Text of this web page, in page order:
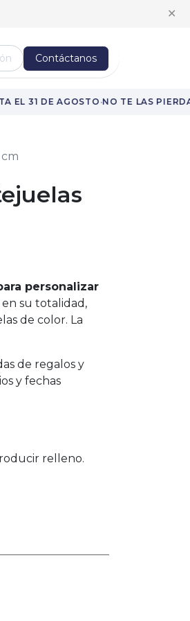
✕
Contáctanos
EL 31 DE AGOSTO·NO TE LAS
personalizar
su totalidad,
de color. La
de regalos y
y fechas
relleno.